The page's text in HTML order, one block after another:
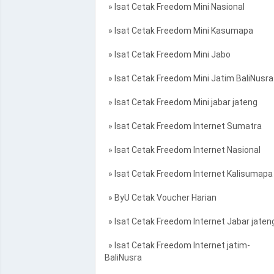
» Isat Cetak Freedom Mini Nasional
» Isat Cetak Freedom Mini Kasumapa
» Isat Cetak Freedom Mini Jabo
» Isat Cetak Freedom Mini Jatim BaliNusra
» Isat Cetak Freedom Mini jabar jateng
» Isat Cetak Freedom Internet Sumatra
» Isat Cetak Freedom Internet Nasional
» Isat Cetak Freedom Internet Kalisumapa
» ByU Cetak Voucher Harian
» Isat Cetak Freedom Internet Jabar
» Isat Cetak Freedom Internet jatim-
BaliNusra